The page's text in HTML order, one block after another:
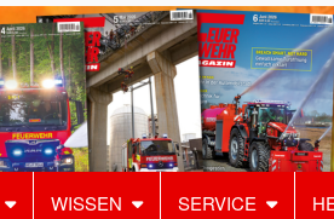
WISSEN SERVICE